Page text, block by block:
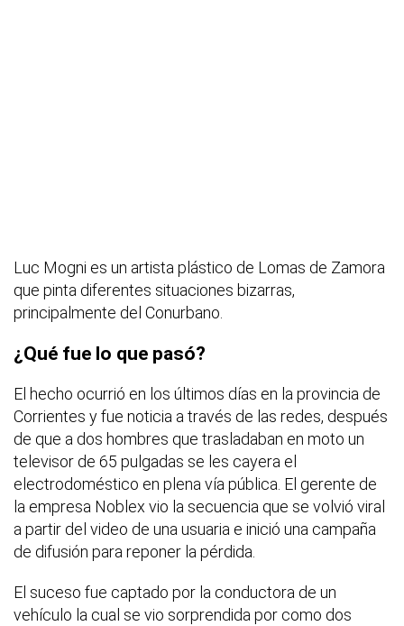
Luc Mogni es un artista plástico de Lomas de Zamora
que pinta diferentes situaciones bizarras,
principalmente del Conurbano.
¿Qué fue lo que pasó?
El hecho ocurrió en los últimos días en la provincia de
Corrientes y fue noticia a través de las redes, después
de que a dos hombres que trasladaban en moto un
televisor de 65 pulgadas se les cayera el
electrodoméstico en plena vía pública. El gerente de
la empresa Noblex vio la secuencia que se volvió viral
a partir del video de una usuaria e inició una campaña
de difusión para reponer la pérdida.
El suceso fue captado por la conductora de un
vehículo la cual se vio sorprendida por como dos